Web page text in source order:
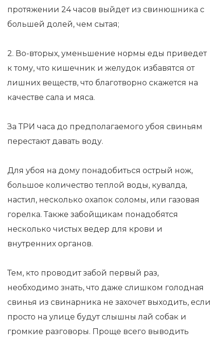
протяжении 24 часов выйдет из свинюшника с
большей долей, чем сытая;
2. Во-вторых, уменьшение нормы еды приведет
к тому, что кишечник и желудок избавятся от
лишних веществ, что благотворно скажется на
качестве сала и мяса.
За ТРИ часа до предполагаемого убоя свиньям
перестают давать воду.
Для убоя на дому понадобиться острый нож,
большое количество теплой воды, кувалда,
настил, несколько охапок соломы, или газовая
горелка. Также забойщикам понадобятся
несколько чистых ведер для крови и
внутренних органов.
Тем, кто проводит забой первый раз,
необходимо знать, что даже слишком голодная
свинья из свинарника не захочет выходить, если
просто на улице будут слышны лай собак и
громкие разговоры. Проще всего выводить